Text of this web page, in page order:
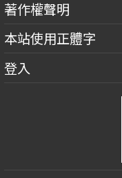
著作權聲明
本站使用正體字
登入